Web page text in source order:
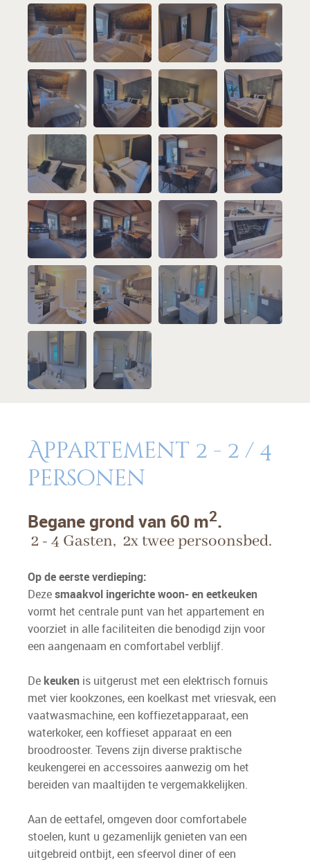
Appartement 2 - 2 / 4
personen
Begane grond van 60 m2.
2 - 4 Gasten, 2x twee persoonsbed.
Op de eerste verdieping:
Dezesmaakvol ingerichte woon- en eetkeuken
vormt het centrale punt van het appartement en
voorziet in alle faciliteiten die benodigd zijn voor
een aangenaam en comfortabel verblijf.
De keuken is uitgerust met een elektrisch fornuis
met vier kookzones, een koelkast met vriesvak, een
vaatwasmachine, een koffiezetapparaat, een
waterkoker, een koffieset apparaat en een
broodrooster. Tevens zijn diverse praktische
keukengerei en accessoires aanwezig om het
bereiden van maaltijden te vergemakkelijken.
Aan de eettafel, omgeven door comfortabele
stoelen, kunt u gezamenlijk genieten van een
uitgebreid ontbijt, een sfeervol diner of een